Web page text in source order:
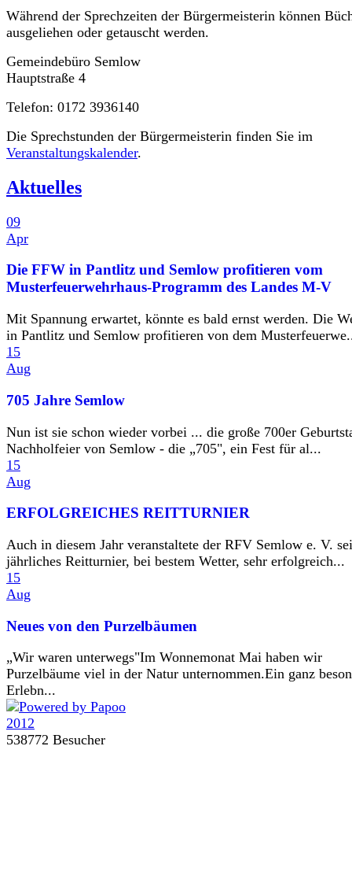
Während der Sprechzeiten der Bürgermeisterin können
ausgeliehen oder getauscht werden.
Gemeindebüro Semlow
Hauptstraße 4
Telefon: 0172 3936140
Die Sprechstunden der Bürgermeisterin finden Sie im
Veranstaltungskalender.
Aktuelles
09
Apr
Die FFW in Pantlitz und Semlow profitieren vom
Musterfeuerwehrhaus-Programm des Landes M-V
Mit Spannung erwartet, könnte es bald ernst werden. Die
in Pantlitz und Semlow profitieren von dem
15
Aug
705 Jahre Semlow
Nun ist sie schon wieder vorbei ... die große 700er
Nachholfeier von Semlow - die „705", ein Fest für al...
15
Aug
ERFOLGREICHES REITTURNIER
Auch in diesem Jahr veranstaltete der RFV Semlow e. V.
jährliches Reitturnier, bei bestem Wetter, sehr erfolgreich...
15
Aug
Neues von den Purzelbäumen
„Wir waren unterwegs"Im Wonnemonat Mai haben wir
Purzelbäume viel in der Natur unternommen.Ein ganz
Erlebn...
538772 Besucher